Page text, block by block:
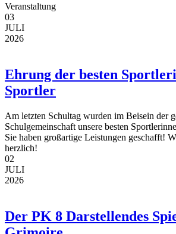
Veranstaltung
03
JULI
2026
Ehrung der besten
Sportler
Am letzten Schultag wurden im Beisein der
Schulgemeinschaft unsere besten
Sie haben großartige Leistungen geschafft!
herzlich!
02
JULI
2026
Der PK 8 Darstellendes